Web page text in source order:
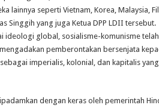
lainnya seperti Vietnam, Korea, Malaysia,
Singgih yang juga Ketua DPP LDII tersebut.
ideologi global, sosialisme-komunisme
pemberontakan bersenjata
imperialis, kolonial, dan kapitalis
dengan keras oleh pemerintah